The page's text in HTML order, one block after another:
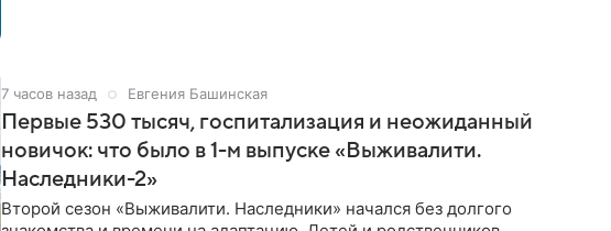
7 часов назад Евгения Башинская
Первые 530 тысяч, госпитализация и неожиданный
новичок: что было в 1-м выпуске «Выживалити.
Наследники-2»
Второй сезон «Выживалити. Наследники» начался без долгого